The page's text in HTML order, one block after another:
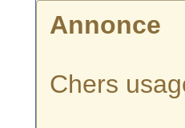
Annonce
Chers